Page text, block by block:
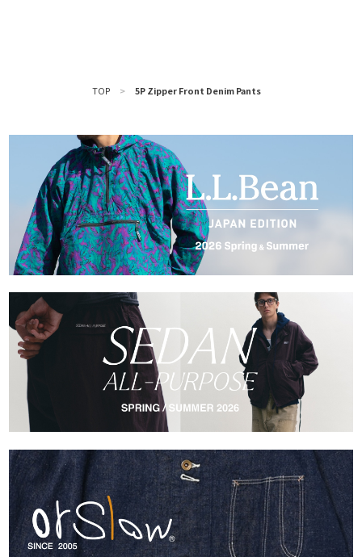
TOP > 5P Zipper Front Denim Pants